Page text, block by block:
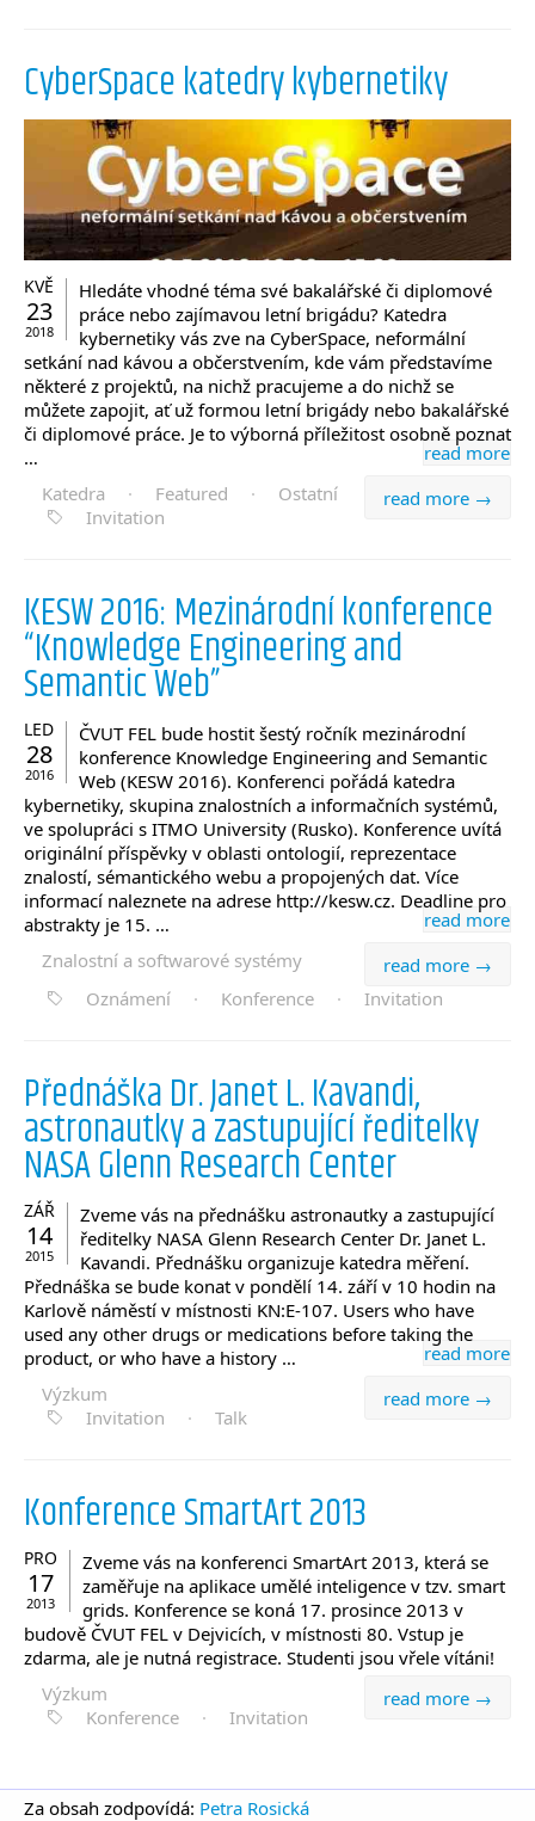
CyberSpace katedry kybernetiky
KVĚ
23
2018
Hledáte vhodné téma své bakalářské či diplomové
práce nebo zajímavou letní brigádu? Katedra
kybernetiky vás zve na CyberSpace, neformální
setkání nad kávou a občerstvením, kde vám představíme
některé z projektů, na nichž pracujeme a do nichž se
můžete zapojit, ať už formou letní brigády nebo bakalářské
či diplomové práce. Je to výborná příležitost osobně poznat
…
read more
read more →
Katedra · Featured ·
Ostatní
Invitation
KESW 2016: Mezinárodní konference
“Knowledge Engineering and
Semantic Web”
LED
28
2016
ČVUT FEL bude hostit šestý ročník mezinárodní
konference Knowledge Engineering and Semantic
Web (KESW 2016). Konferenci pořádá katedra
kybernetiky, skupina znalostních a informačních systémů,
ve spolupráci s ITMO University (Rusko). Konference uvítá
originální příspěvky v oblasti ontologií, reprezentace
znalostí, sémantického webu a propojených dat. Více
informací naleznete na adrese http://kesw.cz. Deadline pro
abstrakty je 15. …
read more
read more →
Znalostní a softwarové systémy
Oznámení
· Konference · Invitation
Přednáška Dr. Janet L. Kavandi,
astronautky a zastupující ředitelky
NASA Glenn Research Center
ZÁŘ
14
2015
Zveme vás na přednášku astronautky a zastupující
ředitelky NASA Glenn Research Center Dr. Janet L.
Kavandi. Přednášku organizuje katedra měření.
Přednáška se bude konat v pondělí 14. září v 10 hodin na
Karlově náměstí v místnosti KN:E-107. Users who have
used any other drugs or medications before taking the
product, or who have a history …
read more
read more →
Výzkum
Invitation
· Talk
Konference SmartArt 2013
PRO
17
2013
Zveme vás na konferenci SmartArt 2013, která se
zaměřuje na aplikace umělé inteligence v tzv. smart
grids. Konference se koná 17. prosince 2013 v
budově ČVUT FEL v Dejvicích, v místnosti 80. Vstup je
zdarma, ale je nutná registrace. Studenti jsou vřele vítáni!
read more →
Výzkum
Konference
· Invitation
Za obsah zodpovídá: Petra Rosická